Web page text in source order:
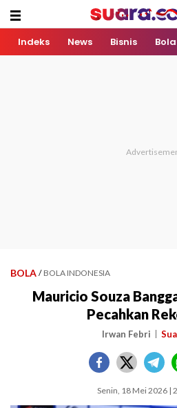
Indeks News Bisnis Bola
BOLA / BOLA INDONESIA
Mauricio Souza
Pecahkan
Irwan Febri
Senin, 18 Mei 2026 |